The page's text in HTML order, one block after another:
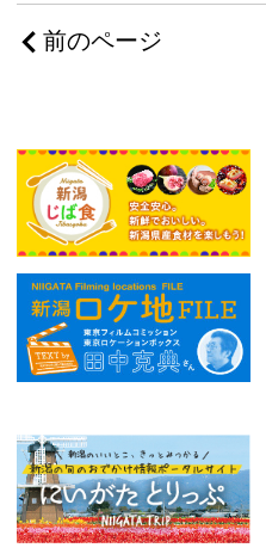
前のページ